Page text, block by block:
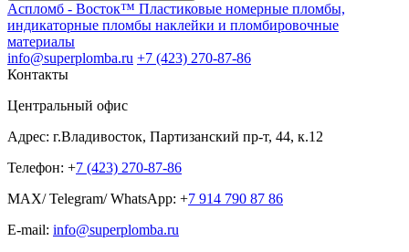
Аспломб - Восток™ Пластиковые номерные пломбы,
индикаторные пломбы наклейки и пломбировочные
материалы
info@superplomba.ru +7 (423) 270-87-86
Контакты
Центральный офис
Адрес: г.Владивосток, Партизанский пр-т, 44, к.12
Телефон: +7 (423) 270-87-86
MAX/ Telegram/ WhatsApp: +7 914 790 87 86
E-mail: info@superplomba.ru